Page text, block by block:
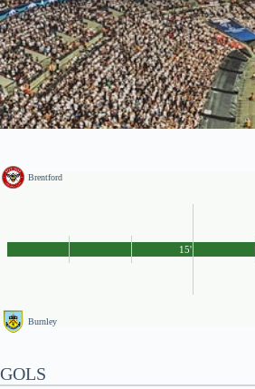
Brentford
Burnley
15'
GOLS